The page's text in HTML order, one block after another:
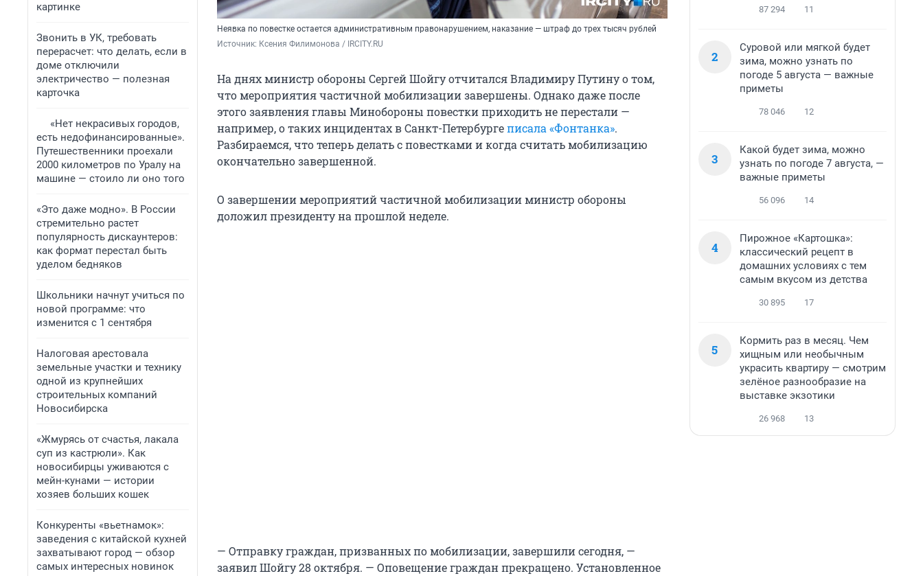
картинке
Звонить в УК, требовать
перерасчет: что делать, если в
доме отключили
электричество — полезная
карточка
«Нет некрасивых городов,
есть недофинансированные».
Путешественники проехали
2000 километров по Уралу на
машине — стоило ли оно того
«Это даже модно». В России
стремительно растет
популярность дискаунтеров:
как формат перестал быть
уделом бедняков
Школьники начнут учиться по
новой программе: что
изменится с 1 сентября
Налоговая арестовала
земельные участки и технику
одной из крупнейших
строительных компаний
Новосибирска
«Жмурясь от счастья, лакала
суп из кастрюли». Как
новосибирцы уживаются с
мейн-кунами — истории
хозяев больших кошек
Конкуренты «вьетнамок»:
заведения с китайской кухней
захватывают город — обзор
самых интересных новинок
Неявка по повестке остается административным правонарушением, наказание — штраф до трех тысяч рублей
Источник: Ксения Филимонова / IRCITY.RU
На днях министр обороны Сергей Шойгу отчитался Владимиру Путину о том,
что мероприятия частичной мобилизации завершены. Однако даже после
этого заявления главы Минобороны повестки приходить не перестали —
например, о таких инцидентах в Санкт-Петербургеписала «Фонтанка».
Разбираемся, что теперь делать с повестками и когда считать мобилизацию
окончательно завершенной.
О завершении мероприятий частичной мобилизации министр обороны
доложил президенту на прошлой неделе.
— Отправку граждан, призванных по мобилизации, завершили сегодня, —
заявил Шойгу 28 октября. — Оповещение граждан прекращено. Установленное
87 294 11
2
Суровой или мягкой будет
зима, можно узнать по
погоде 5 августа — важные
приметы
78 046 12
3
Какой будет зима, можно
узнать по погоде 7 августа, —
важные приметы
56 096 14
4
Пирожное «Картошка»:
классический рецепт в
домашних условиях с тем
самым вкусом из детства
30 895 17
5
Кормить раз в месяц. Чем
хищным или необычным
украсить квартиру — смотрим
зелёное разнообразие на
выставке экзотики
26 968 13